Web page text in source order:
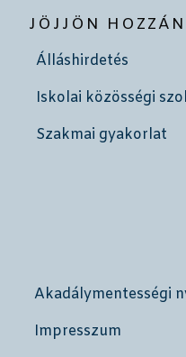
JÖJJÖN
Álláshirdetés
Iskolai közösségi
Szakmai gyakorlat
Akadálymentességi
Impresszum